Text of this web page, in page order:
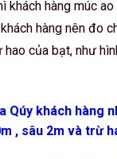
khách hàng múc
hàng nên đo
của bạt, như
Qúy khách hàng
, sâu 2m và trừ